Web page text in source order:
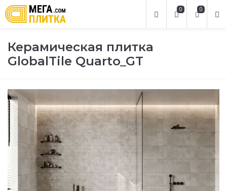
0
0
Керамическая плитка
GlobalTile Quarto_GT